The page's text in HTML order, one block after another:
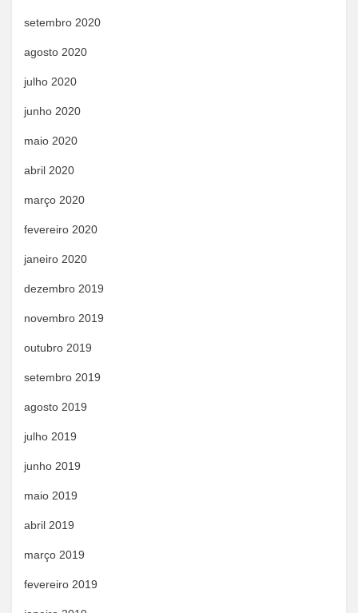
setembro 2020
agosto 2020
julho 2020
junho 2020
maio 2020
abril 2020
março 2020
fevereiro 2020
janeiro 2020
dezembro 2019
novembro 2019
outubro 2019
setembro 2019
agosto 2019
julho 2019
junho 2019
maio 2019
abril 2019
março 2019
fevereiro 2019